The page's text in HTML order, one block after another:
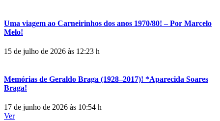
Uma viagem ao Carneirinhos dos anos 1970/80! – Por Marcelo
Melo!
15 de julho de 2026 às 12:23 h
Memórias de Geraldo Braga (1928–2017)! *Aparecida Soares
Braga!
17 de junho de 2026 às 10:54 h
Ver